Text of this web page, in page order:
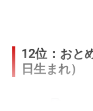
12位：おと
日生まれ）